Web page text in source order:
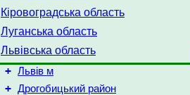
Кіровоградська область
Луганська область
Львівська область
+ Львів м
+ Дрогобицький район